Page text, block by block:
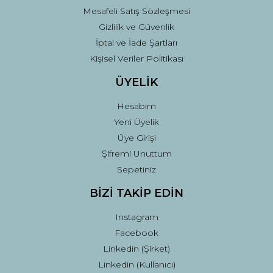
Mesafeli Satış Sözleşmesi
Gizlilik ve Güvenlik
İptal ve İade Şartları
Kişisel Veriler Politikası
ÜYELİK
Hesabım
Yeni Üyelik
Üye Girişi
Şifremi Unuttum
Sepetiniz
BİZİ TAKİP EDİN
Instagram
Facebook
Linkedin (Şirket)
Linkedin (Kullanıcı)